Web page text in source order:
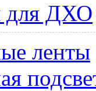
для ДХО
ленты